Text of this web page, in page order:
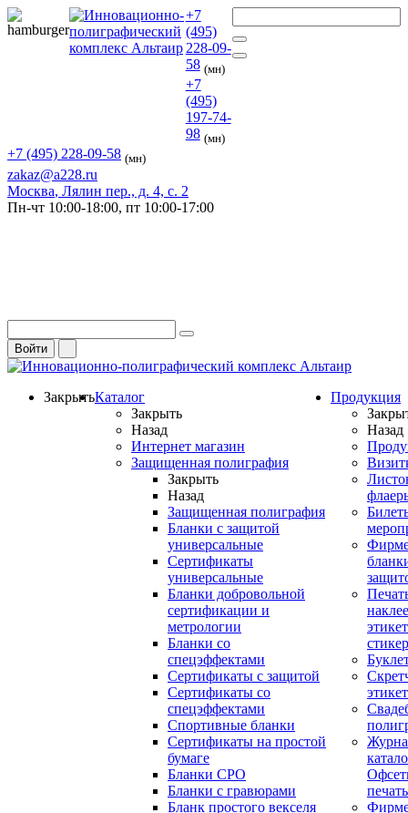
+7
(495)
228-09-
58 (мн)
+7
(495)
197-74-
98 (мн)
+7 (495) 228-09-58 (мн)
zakaz@a228.ru
Москва, Лялин пер., д. 4, с. 2
Пн-чт 10:00-18:00, пт 10:00-17:00
Войти
ЗакрытьКаталог
Закрыть
Назад
Интернет магазин
Защищенная полиграфия
Закрыть
Назад
Защищенная полиграфия
Бланки с защитой
универсальные
Сертификаты
универсальные
Бланки добровольной
сертификации и
метрологии
Бланки со
спецэффектами
Сертификаты с защитой
Сертификаты со
спецэффектами
Спортивные бланки
Cертификаты на простой
бумаге
Бланки СРО
Бланки с гравюрами
Бланк простого векселя
Продукция
Назад
печать